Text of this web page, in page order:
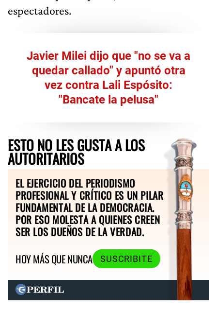
espectadores.
Javier Milei dijo que "no se va a
quedar callado" y apuntó otra
vez contra Lali Espósito:
"Bancate la pelusa"
ESTO NO LES GUSTA A LOS
AUTORITARIOS
EL EJERCICIO DEL PERIODISMO
PROFESIONAL Y CRÍTICO ES UN PILAR
FUNDAMENTAL DE LA DEMOCRACIA.
POR ESO MOLESTA A QUIENES CREEN
SER LOS DUEÑOS DE LA VERDAD.
HOY MÁS QUE NUNCA
SUSCRIBITE